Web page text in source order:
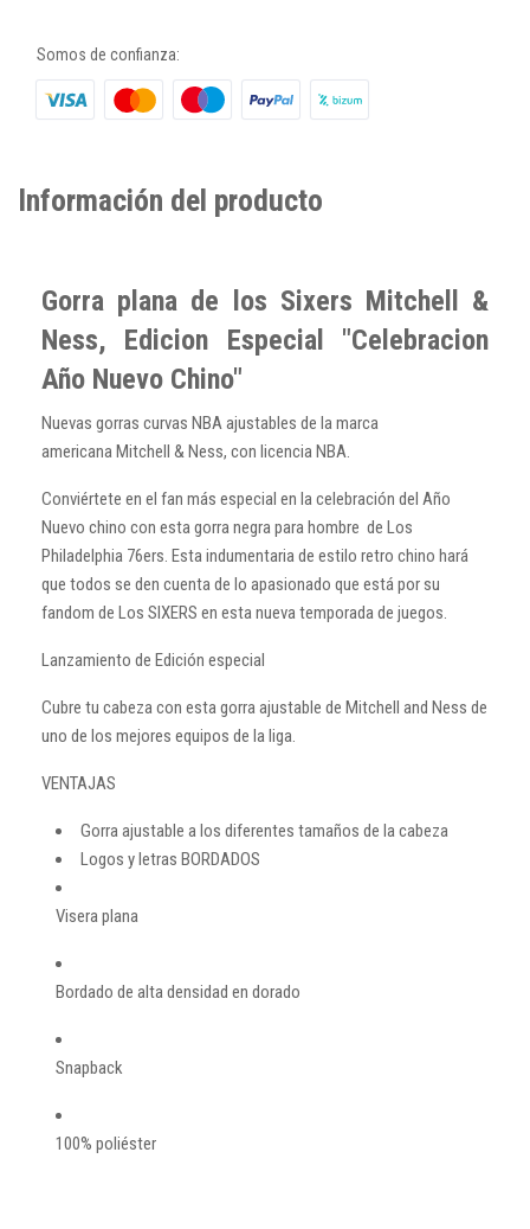
Somos de confianza:
Información del producto
Gorra plana de los Sixers Mitchell &
Ness, Edicion Especial "Celebracion
Año Nuevo Chino"
Nuevas gorras curvas NBA ajustables de la marca
americana Mitchell & Ness, con licencia NBA.
Conviértete en el fan más especial en la celebración del Año
Nuevo chino con esta gorra negra para hombre de Los
Philadelphia 76ers. Esta indumentaria de estilo retro chino hará
que todos se den cuenta de lo apasionado que está por su
fandom de Los SIXERS en esta nueva temporada de juegos.
Lanzamiento de Edición especial
Cubre tu cabeza con esta gorra ajustable de Mitchell and Ness de
uno de los mejores equipos de la liga.
VENTAJAS
Gorra ajustable a los diferentes tamaños de la cabeza
Logos y letras BORDADOS
Visera plana
Bordado de alta densidad en dorado
Snapback
100% poliéster